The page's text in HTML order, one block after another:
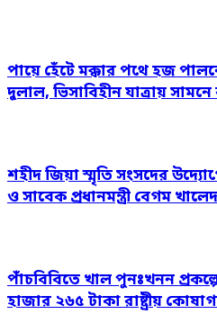
পায়ে হেঁটে মক্কার পথে হজ
দুলাল, ভিসাবিহীন যাত্রায়
শহীদ জিয়া স্মৃতি সংসদের
ও সাবেক প্রধানমন্ত্রী বেগম
পাঁচবিবিতে খাল পুনঃখনন
হাজার ২৬৫ টাকা রাষ্ট্রীয়